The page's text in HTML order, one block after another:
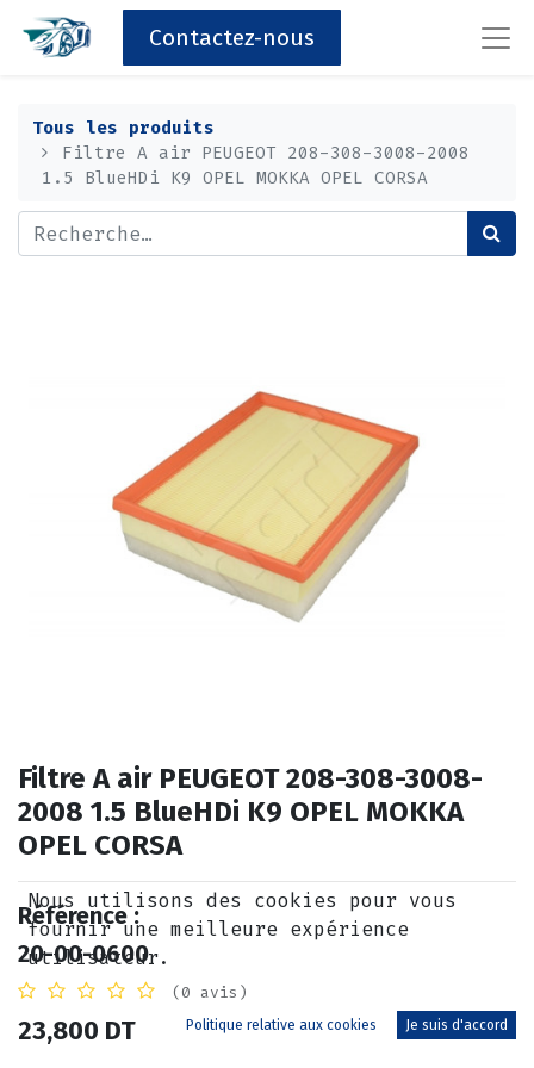
Contactez-nous
Tous les produits
Filtre A air PEUGEOT 208-308-3008-2008
1.5 BlueHDi K9 OPEL MOKKA OPEL CORSA
Filtre A air PEUGEOT 208-308-3008-
2008 1.5 BlueHDi K9 OPEL MOKKA
OPEL CORSA
Référence :
20-00-0600
(0 avis)
23,800 DT
Nous utilisons des cookies pour vous
fournir une meilleure expérience
utilisateur.
Politique relative aux cookies Je suis d'accord